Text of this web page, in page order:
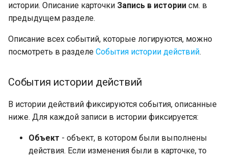
истории. Описание карточки Запись в истории см. в
предыдущем разделе.
Описание всех событий, которые логируются, можно
посмотреть в разделе События истории действий.
События истории действий
В истории действий фиксируются события, описанные
ниже. Для каждой записи в истории фиксируется:
Объект - объект, в котором были выполнены
действия. Если изменения были в карточке, то